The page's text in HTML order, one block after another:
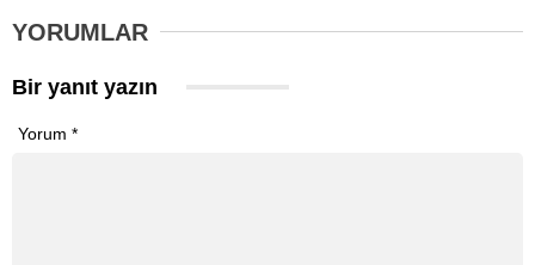
YORUMLAR
Bir yanıt yazın
Yorum *